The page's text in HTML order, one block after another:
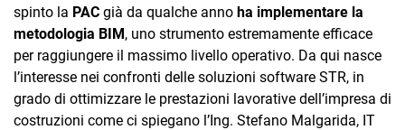
spinto la PAC già da qualche anno ha implementare la
metodologia BIM, uno strumento estremamente efficace
per raggiungere il massimo livello operativo. Da qui nasce
l’interesse nei confronti delle soluzioni software STR, in
grado di ottimizzare le prestazioni lavorative dell’impresa di
costruzioni come ci spiegano l’Ing. Stefano Malgarida, IT